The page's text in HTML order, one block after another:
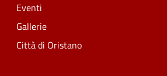
Eventi
Gallerie
Città di Oristano